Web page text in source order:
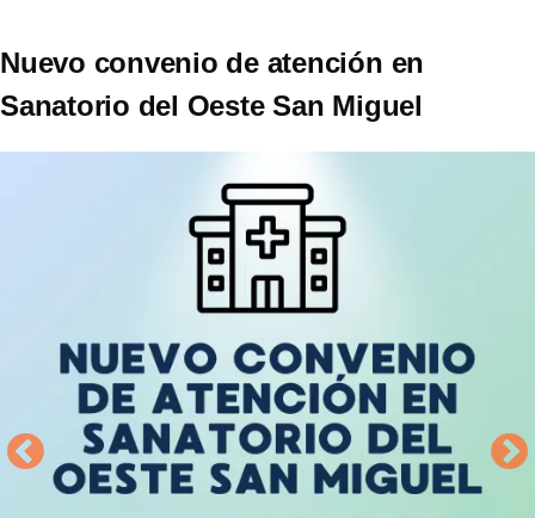
Nuevo convenio de atención en
Sanatorio del Oeste San Miguel